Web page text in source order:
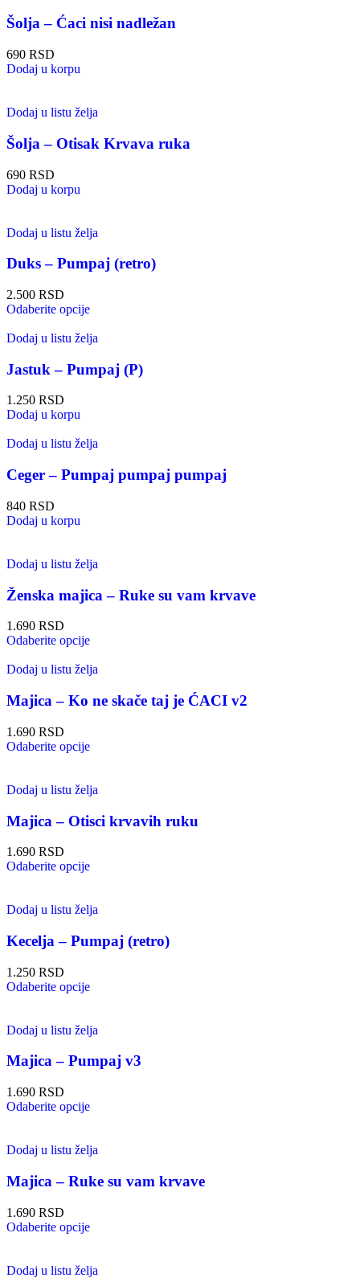
Šolja – Ćaci nisi nadležan
690 RSD
Dodaj u korpu
Dodaj u listu želja
Šolja – Otisak Krvava ruka
690 RSD
Dodaj u korpu
Dodaj u listu želja
Duks – Pumpaj (retro)
2.500 RSD
Odaberite opcije
Dodaj u listu želja
Jastuk – Pumpaj (P)
1.250 RSD
Dodaj u korpu
Dodaj u listu želja
Ceger – Pumpaj pumpaj pumpaj
840 RSD
Dodaj u korpu
Dodaj u listu želja
Ženska majica – Ruke su vam krvave
1.690 RSD
Odaberite opcije
Dodaj u listu želja
Majica – Ko ne skače taj je ĆACI v2
1.690 RSD
Odaberite opcije
Dodaj u listu želja
Majica – Otisci krvavih ruku
1.690 RSD
Odaberite opcije
Dodaj u listu želja
Kecelja – Pumpaj (retro)
1.250 RSD
Odaberite opcije
Dodaj u listu želja
Majica – Pumpaj v3
1.690 RSD
Odaberite opcije
Dodaj u listu želja
Majica – Ruke su vam krvave
1.690 RSD
Odaberite opcije
Dodaj u listu želja